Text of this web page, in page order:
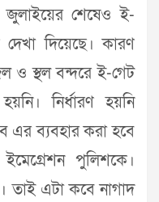
জুলাইয়ের শেষেও ই-
দিয়েছে। কারণ
ও স্থল বন্দরে ই-গেট
নির্ধারণ হয়নি
এর ব্যবহার করা হবে
পুলিশকে।
তাই এটা কবে নাগাদ